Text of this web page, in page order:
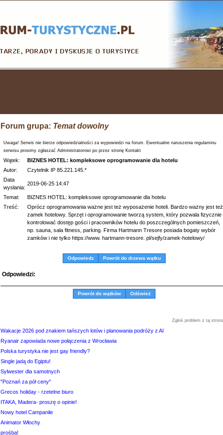
Forum grupa: Temat dowolny
Uwaga! Serwis nie bierze odpowiedzialności za wypowiedzi na forum. Ewentualne naruszenia regulaminu
serwisu prosimy zgłaszać Administratorowi po przez stronę Kontakt
Wątek:
BIZNES HOTEL: kompleksowe oprogramowanie dla hotelu
Autor:
Czytelnik IP 85.221.145.*
Data
wysłania:
2019-06-25 14:47
Temat:
BIZNES HOTEL: kompleksowe oprogramowanie dla hotelu
Treść:
Oprócz oprogramowania ważne jest też wyposażenie hoteli. Bardzo ważny jest też
zamek hotelowy. Sprzęt i oprogramowanie tworzą system, który pozwala fizycznie
kontrolować dostęp gości i pracowników hotelu do poszczególnych pomieszczeń,
np. sauna, sala fitness, parking. Firma Hartmann Tresore posiada bogaty wybór
zamków i nie tylko https://www. hartmann-tresore. pl/sejfy/zamek-hotelowy/
Odpowiedz Powrót do drzewa wątku
Odpowiedzi:
Powrót do wątków Odśwież
Zgłoś problem z tą
Wakacje 2026 pod znakiem tańszych lotów i planowania podróży z AI
Ryanair zapowiada nowe połączenia z Wrocławia
Polska turystyka nie jest gay friendly?
Single jadą do Egiptu!
Sylwester dla samotnych
"Poznań za pół ceny"
Grecos holiday - rzetelne biuro
ITAKA, Madera- proszę o opinie!
Nowy hotel Campanile
Animator Włochy
prośba!